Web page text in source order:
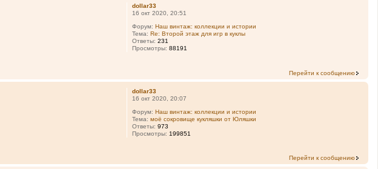
dollar33
16 окт 2020, 20:51
Форум:Наш винтаж: коллекции и истории
Тема:Re: Второй этаж для игр в куклы
Ответы:231
Просмотры:88191
Перейти к сообщению
dollar33
16 окт 2020, 20:07
Форум:Наш винтаж: коллекции и истории
Тема:моё сокровище кукляшки от Юляшки
Ответы:973
Просмотры: 199851
Перейти к сообщению